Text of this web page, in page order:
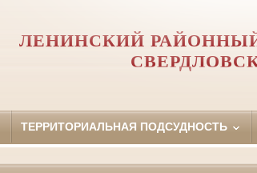
ЛЕНИНСКИЙ
ТЕРРИТОРИАЛЬНАЯ ПОДСУДНОСТЬ